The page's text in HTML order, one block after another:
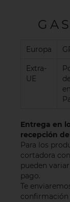
Europa
Extra-
UE
Entrega en
recepción
Para los
cortadora
pueden
pago.
Te
confirmación